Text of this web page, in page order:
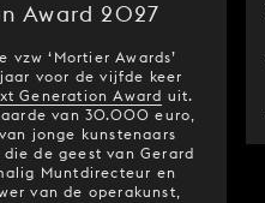
Award 2027
vzw ‘Mortier Awards’
voor de vijfde keer
Generation Award uit.
van 30.000 euro,
jonge kunstenaars
de geest van Gerard
Muntdirecteur en
van de operakunst,